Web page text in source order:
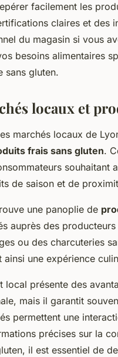
facilement les
claires et des
du magasin si vous
besoins alimentaires
sans gluten.
locaux et
marchés locaux de
frais sans gluten.
souhaitant
de saison et de
une panoplie de
auprès des
ou des charcuteries
ainsi une expérience
local présente des
mais il garantit
permettent une
précises sur la
il est essentiel de